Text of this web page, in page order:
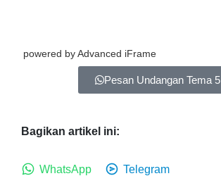
powered by Advanced iFrame
Pesan Undangan Tema 5
Bagikan artikel ini:
WhatsApp Telegram